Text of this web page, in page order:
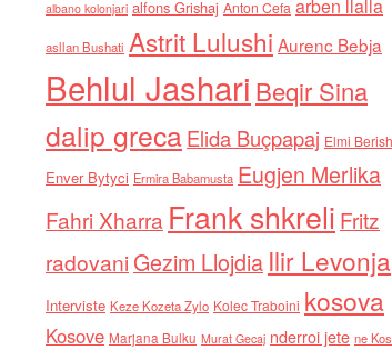
albano kolonjari alfons Grishaj Anton Cefa arben llalla
asllan Bushati Astrit Lulushi Aurenc Bebja
Behlul Jashari Beqir Sina
dalip grecaElida Buçpapaj Elmi
Enver Bytyci Ermira Babamusta Eugjen Merlika
Fahri Xharra Frank shkreli Fritz
radovaniGezim Llojdia Ilir Levonja
Interviste Keze Kozeta Zylo Kolec Traboini kosova
Kosove Marjana Bulku Murat Gecaj nderroi jete ne